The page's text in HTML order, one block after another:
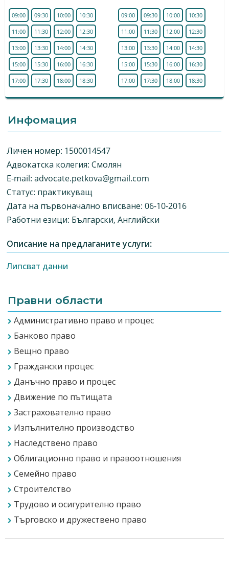
09:00 09:30 10:00 10:30
11:00 11:30 12:00 12:30
13:00 13:30 14:00 14:30
15:00 15:30 16:00 16:30
17:00 17:30 18:00 18:30
09:00 09:30 10:00 10:30
11:00 11:30 12:00 12:30
13:00 13:30 14:00 14:30
15:00 15:30 16:00 16:30
17:00 17:30 18:00 18:30
Инфомация
Личен номер: 1500014547
Адвокатска колегия: Смолян
E-mail: advocate.petkova@gmail.com
Статус: практикуващ
Дата на първоначално вписване: 06-10-2016
Работни езици: Български, Английски
Описание на предлаганите услуги:
Липсват данни
Правни области
Административно право и процес
Банково право
Вещно право
Граждански процес
Данъчно право и процес
Движение по пътищата
Застрахователно право
Изпълнително производство
Наследствено право
Облигационно право и правоотношения
Семейно право
Строителство
Трудово и осигурително право
Търговско и дружествено право